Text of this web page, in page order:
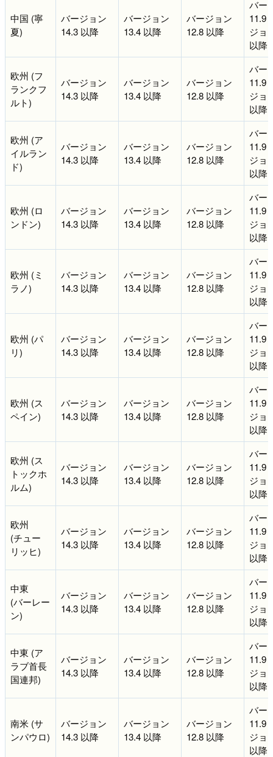
中国 (寧
夏)
バージョン
14.3 以降
バージョン
13.4 以降
バージョン
12.8 以降
バー
11.9
ジョ
以降
欧州 (フ
ランクフ
ルト)
バージョン
14.3 以降
バージョン
13.4 以降
バージョン
12.8 以降
バー
11.9
ジョ
以降
欧州 (ア
イルラン
ド)
バージョン
14.3 以降
バージョン
13.4 以降
バージョン
12.8 以降
バー
11.9
ジョ
以降
欧州 (ロ
ンドン)
バージョン
14.3 以降
バージョン
13.4 以降
バージョン
12.8 以降
バー
11.9
ジョ
以降
欧州 (ミ
ラノ)
バージョン
14.3 以降
バージョン
13.4 以降
バージョン
12.8 以降
バー
11.9
ジョ
以降
欧州 (パ
リ)
バージョン
14.3 以降
バージョン
13.4 以降
バージョン
12.8 以降
バー
11.9
ジョ
以降
欧州 (ス
ペイン)
バージョン
14.3 以降
バージョン
13.4 以降
バージョン
12.8 以降
バー
11.9
ジョ
以降
欧州 (ス
トックホ
ルム)
バージョン
14.3 以降
バージョン
13.4 以降
バージョン
12.8 以降
バー
11.9
ジョ
以降
欧州
(チュー
リッヒ)
バージョン
14.3 以降
バージョン
13.4 以降
バージョン
12.8 以降
バー
11.9
ジョ
以降
中東
(バーレー
ン)
バージョン
14.3 以降
バージョン
13.4 以降
バージョン
12.8 以降
バー
11.9
ジョ
以降
中東 (ア
ラブ首長
国連邦)
バージョン
14.3 以降
バージョン
13.4 以降
バージョン
12.8 以降
バー
11.9
ジョ
以降
南米 (サ
ンパウロ)
バージョン
14.3 以降
バージョン
13.4 以降
バージョン
12.8 以降
バー
11.9
ジョ
以降